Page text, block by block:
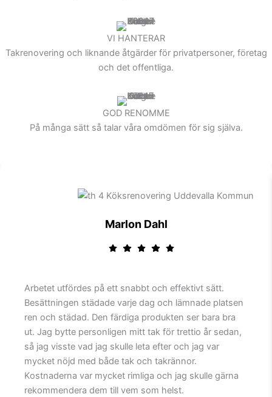
VI HANTERAR
Takrenovering och liknande åtgärder för privatpersoner, företag
och det offentliga.
GOD RENOMME
På många sätt så talar våra omdömen för sig själva.
Marlon Dahl
Arbetet utfördes på ett snabbt och effektivt sätt.
Besättningen städade varje dag och lämnade platsen
ren och städad. Den färdiga produkten ser bara bra
ut. Jag bytte personligen mitt tak för trettio år sedan,
så jag visste vad jag skulle leta efter och jag var
mycket nöjd med både tak och takrännor.
Kostnaderna var mycket rimliga och jag skulle gärna
rekommendera dem till vem som helst.